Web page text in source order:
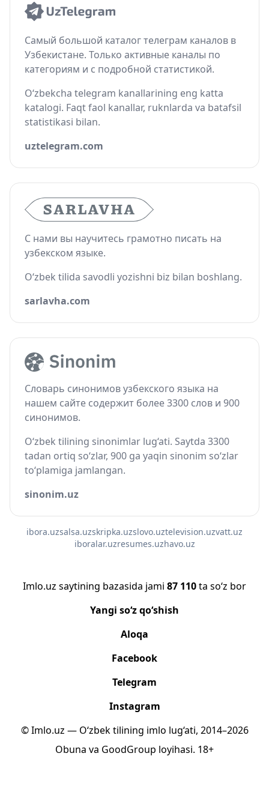
Самый большой каталог телеграм каналов в
Узбекистане. Только активные каналы по
категориям и с подробной статистикой.
O‘zbekcha telegram kanallarining eng katta
katalogi. Faqt faol kanallar, ruknlarda va batafsil
statistikasi bilan.
uztelegram.com
С нами вы научитесь грамотно писать на
узбекском языке.
O‘zbek tilida savodli yozishni biz bilan boshlang.
sarlavha.com
Словарь синонимов узбекского языка на
нашем сайте содержит более 3300 слов и 900
синонимов.
O‘zbek tilining sinonimlar lug‘ati. Saytda 3300
tadan ortiq so‘zlar, 900 ga yaqin sinonim so‘zlar
to‘plamiga jamlangan.
sinonim.uz
ibora.uzsalsa.uzskripka.uzslovo.uztelevision.uzvatt.uz
iboralar.uzresumes.uzhavo.uz
Imlo.uz saytining bazasida jami 87 110ta so‘z bor
Yangi so‘z qo‘shish
Aloqa
Facebook
Telegram
Instagram
© Imlo.uz — O‘zbek tilining imlo lug‘ati, 2014–2026
Obuna va GoodGroup loyihasi. 18+